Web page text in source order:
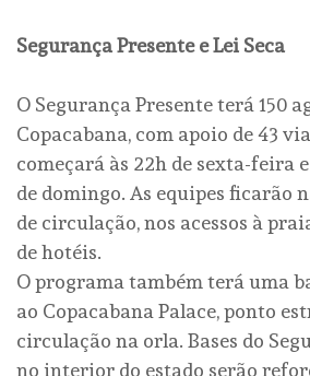
Segurança Presente e Lei Seca
O Segurança Presente terá 150
Copacabana, com apoio de 43
começará às 22h de sexta-feira
de domingo. As equipes ficarão
de circulação, nos acessos à
de hotéis.
O programa também terá uma
ao Copacabana Palace, ponto
circulação na orla. Bases do
no interior do estado serão